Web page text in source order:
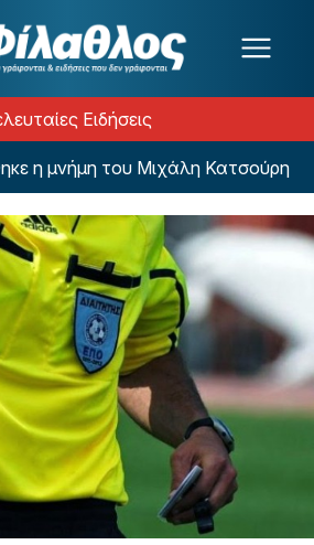
Ειδήσεις
μνήμη του Μιχάλη Κατσούρη